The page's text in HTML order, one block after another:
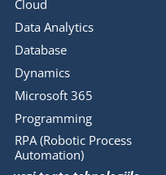
Cloud
Data Analytics
Database
Dynamics
Microsoft 365
Programming
RPA (Robotic Process
Automation)